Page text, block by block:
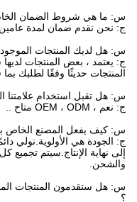
س: ما هي شروط الضمان
ج: نحن نقدم ضمان لمدة عامين.
س: هل لديك المنتجات
ج: يعتمد ، بعض المنتجات
المنتجات حديثًا وفقًا لطلبك بما
س: هل تقبل استخدام علامتنا
ج: نعم ، OEM ، ODM متاح ..
س: كيف يفعل المصنع الخاص بك
ج: الجودة هي الأولوية.نولي
إلى نهاية الإنتاج.سيتم تجميع
والشحن.
س: هل ستقدمون المنتجات